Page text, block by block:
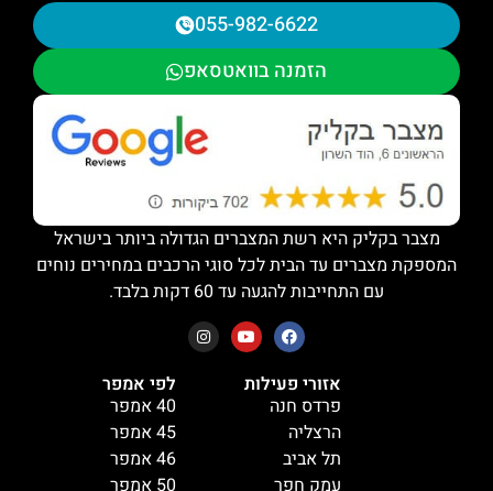
לפי אמפר
40 אמפר
45 אמפר
46 אמפר
אזורי פעילות
פרדס חנה
הרצליה
תל אביב
055-982-6622
הזמנה בוואטסאפ
מצבר בקליק היא רשת המצברים הגדולה ביותר בישראל
המספקת מצברים עד הבית לכל סוגי הרכבים במחירים נוחים
עם התחייבות להגעה עד 60 דקות בלבד.